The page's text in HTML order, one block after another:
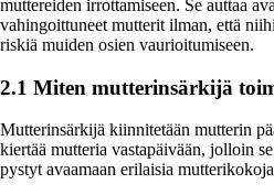
muttereiden irrottamiseen. Se auttaa
vahingoittuneet mutterit ilman, että
riskiä muiden osien vaurioitumiseen.
2.1 Miten mutterinsärkijä
Mutterinsärkijä kiinnitetään mutterin
kiertää mutteria vastapäivään, jolloin
pystyt avaamaan erilaisia